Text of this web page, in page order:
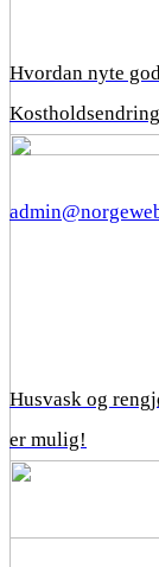
Hvordan nyte
Husvask og
er mulig!